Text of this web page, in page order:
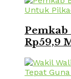
Rp59,9